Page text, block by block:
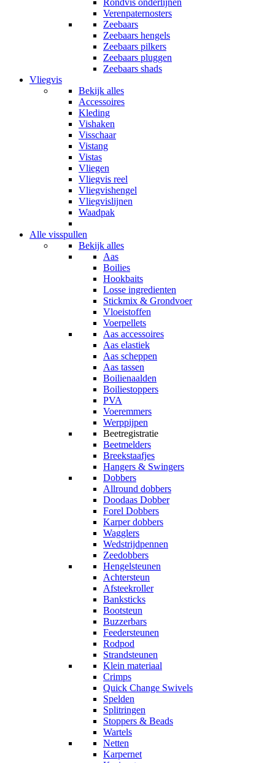
Rondvis onderlijnen
Verenpaternosters
Zeebaars
Zeebaars hengels
Zeebaars pilkers
Zeebaars pluggen
Zeebaars shads
Vliegvis
Bekijk alles
Accessoires
Kleding
Vishaken
Visschaar
Vistang
Vistas
Vliegen
Vliegvis reel
Vliegvishengel
Vliegvislijnen
Waadpak
Alle visspullen
Bekijk alles
Aas
Boilies
Hookbaits
Losse ingredienten
Stickmix & Grondvoer
Vloeistoffen
Voerpellets
Aas accessoires
Aas elastiek
Aas scheppen
Aas tassen
Boilienaalden
Boiliestoppers
PVA
Voeremmers
Werppijpen
Beetregistratie
Beetmelders
Breekstaafjes
Hangers & Swingers
Dobbers
Allround dobbers
Doodaas Dobber
Forel Dobbers
Karper dobbers
Wagglers
Wedstrijdpennen
Zeedobbers
Hengelsteunen
Achtersteun
Afsteekroller
Banksticks
Bootsteun
Buzzerbars
Feedersteunen
Rodpod
Strandsteunen
Klein materiaal
Crimps
Quick Change Swivels
Spelden
Splitringen
Stoppers & Beads
Wartels
Netten
Karpernet